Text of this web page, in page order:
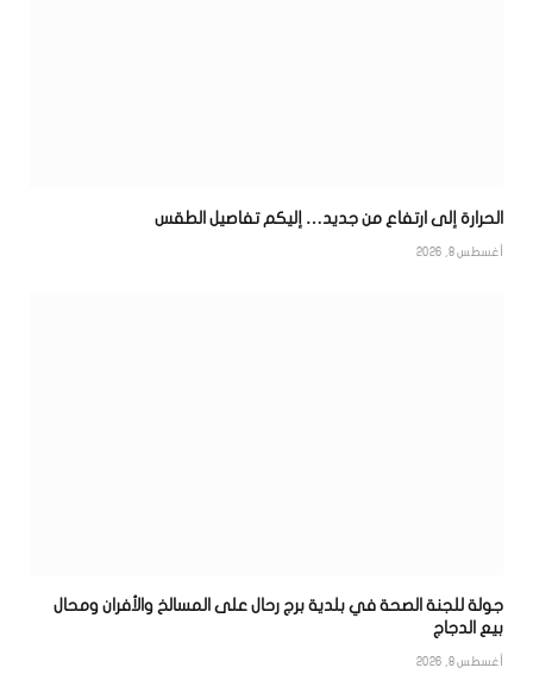
الحرارة إلى ارتفاع من جديد… إليكم تفاصيل الطقس
أغسطس 8, 2026
جولة للجنة الصحة في بلدية برج رحال على المسالخ والأفران ومحال
بيع الدجاج
أغسطس 8, 2026